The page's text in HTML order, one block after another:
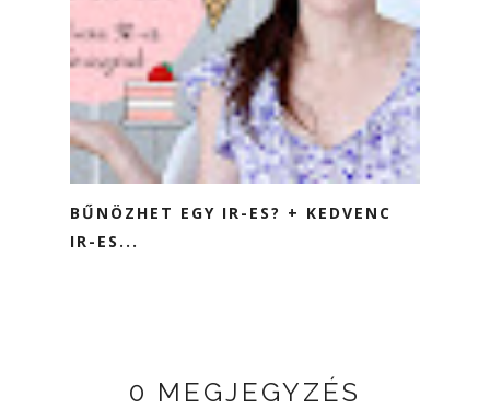
BŰNÖZHET EGY IR-ES? + KEDVENC
IR-ES...
0 MEGJEGYZÉS